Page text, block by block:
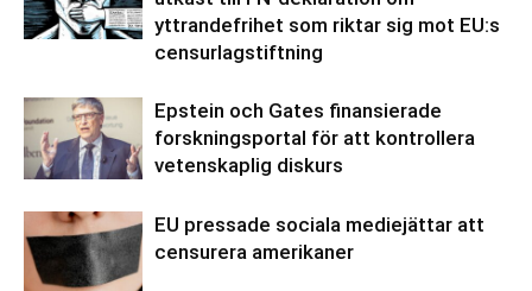
yttrandefrihet som riktar sig mot EU:s
censurlagstiftning
Epstein och Gates finansierade
forskningsportal för att kontrollera
vetenskaplig diskurs
EU pressade sociala mediejättar att
censurera amerikaner